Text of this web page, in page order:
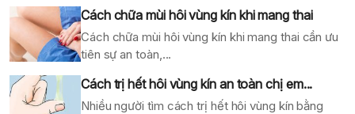
Cách chữa mùi hôi vùng kín khi mang thai
Cách chữa mùi hôi vùng kín khi mang thai cần ưu
tiên sự an toàn,...
Cách trị hết hôi vùng kín an toàn chị em...
Nhiều người tìm cách trị hết hôi vùng kín bằng